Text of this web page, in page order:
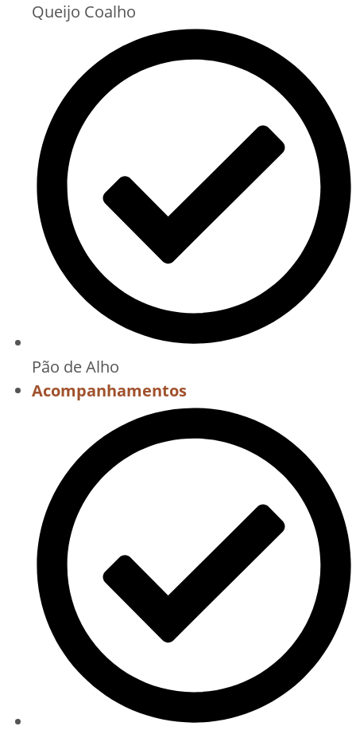
Queijo Coalho
Pão de Alho
Acompanhamentos